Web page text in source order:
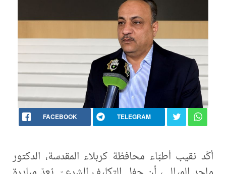
FACEBOOK TELEGRAM
أكّد نقيب أطبّاء محافظة كربلاء المقدسة، الدكتور